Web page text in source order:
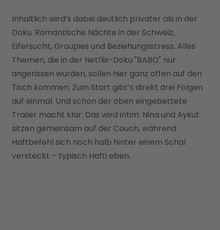
Inhaltlich wird’s dabei deutlich privater als in der
Doku. Romantische Nächte in der Schweiz,
Eifersucht, Groupies und Beziehungsstress. Alles
Themen, die in der Netflix-Doku "BABO" nur
angerissen wurden, sollen hier ganz offen auf den
Tisch kommen. Zum Start gibt’s direkt drei Folgen
auf einmal. Und schon der oben eingebettete
Trailer macht klar: Das wird intim. Nina und Aykut
sitzen gemeinsam auf der Couch, während
Haftbefehl sich noch halb hinter einem Schal
versteckt – typisch Hafti eben.